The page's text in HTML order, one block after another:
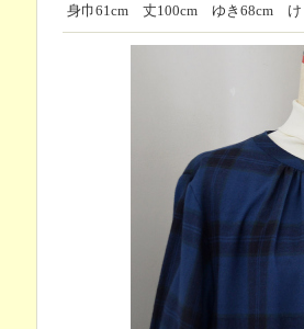
身巾61cm 丈100cm ゆき68cm け